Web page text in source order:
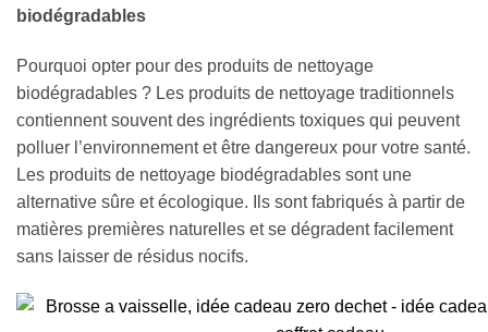
biodégradables
Pourquoi opter pour des produits de nettoyage
biodégradables ? Les produits de nettoyage traditionnels
contiennent souvent des ingrédients toxiques qui peuvent
polluer l’environnement et être dangereux pour votre santé.
Les produits de nettoyage biodégradables sont une
alternative sûre et écologique. Ils sont fabriqués à partir de
matières premières naturelles et se dégradent facilement
sans laisser de résidus nocifs.